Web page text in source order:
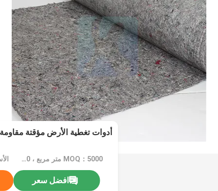
أدوات تغطية الأرض مؤقتة مقاومة
MOQ：5000 متر مربع ، 10000 متر مربع مع الطباعة
افضل سعر